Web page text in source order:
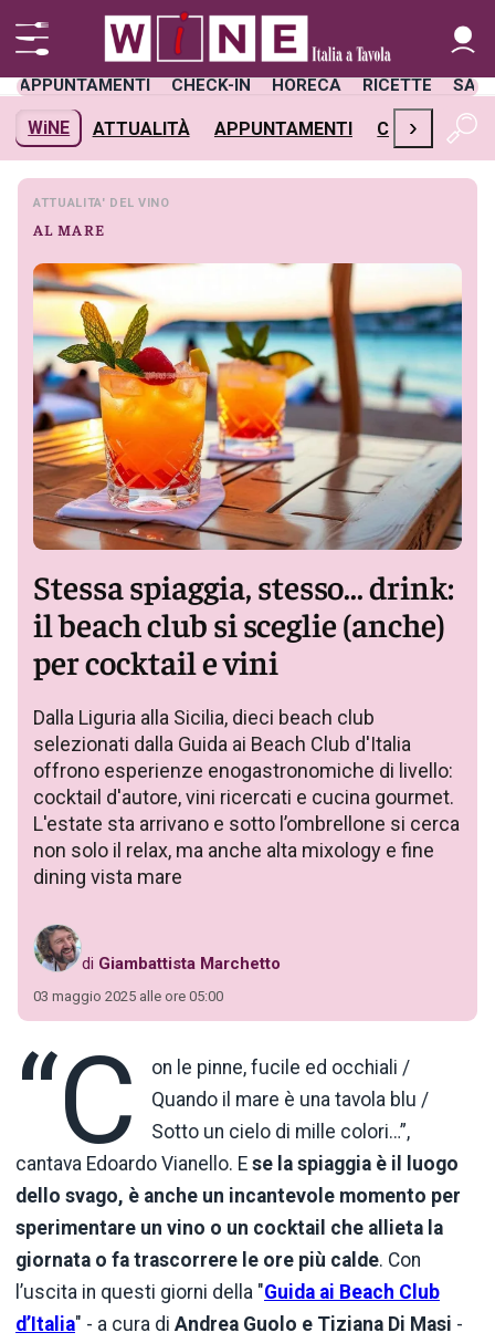
APPUNTAMENTI CHECK-IN HORECA RICETTE
WiNE ATTUALITÀ APPUNTAMENTI CHECK-IN
›
ATTUALITA' DEL VINO
AL MARE
Stessa spiaggia, stesso... drink:
il beach club si sceglie (anche)
per cocktail e vini
Dalla Liguria alla Sicilia, dieci beach club
selezionati dalla Guida ai Beach Club d'Italia
offrono esperienze enogastronomiche di livello:
cocktail d'autore, vini ricercati e cucina gourmet.
L'estate sta arrivano e sotto l’ombrellone si cerca
non solo il relax, ma anche alta mixology e fine
dining vista mare
di Giambattista Marchetto
03 maggio 2025 alle ore 05:00
“C
on le pinne, fucile ed occhiali /
Quando il mare è una tavola blu /
Sotto un cielo di mille colori…”,
cantava Edoardo Vianello. E se la spiaggia è il luogo
dello svago, è anche un incantevole momento per
sperimentare un vino o un cocktail che allieta la
giornata o fa trascorrere le ore più calde. Con
l’uscita in questi giorni della "Guida ai Beach Club
d’Italia" - a cura di Andrea Guolo e Tiziana Di Masi -